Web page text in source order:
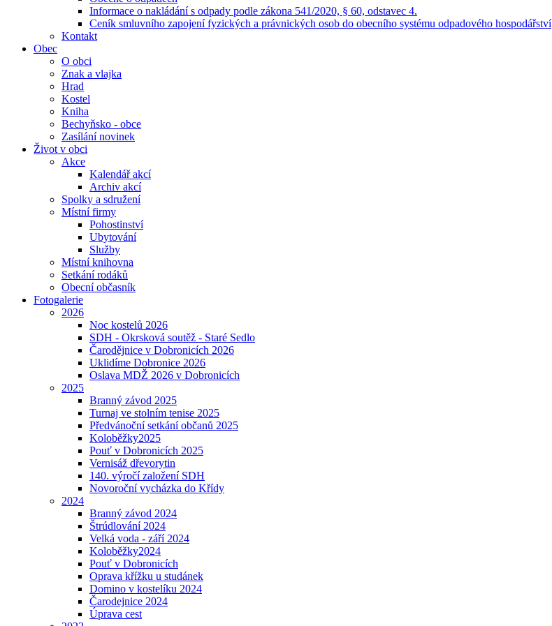
Informace o nakládání s odpady podle zákona 541/2020, § 60, odstavec 4.
Ceník smluvního zapojení fyzických a právnických osob do obecního systému odpadového hospodářství
Kontakt
Obec
O obci
Znak a vlajka
Hrad
Kostel
Kniha
Bechyňsko - obce
Zasílání novinek
Život v obci
Akce
Kalendář akcí
Archiv akcí
Spolky a sdružení
Místní firmy
Pohostinství
Ubytování
Služby
Místní knihovna
Setkání rodáků
Obecní občasník
Fotogalerie
2026
Noc kostelů 2026
SDH - Okrsková soutěž - Staré Sedlo
Čarodějnice v Dobronicích 2026
Uklidíme Dobronice 2026
Oslava MDŽ 2026 v Dobronicích
2025
Branný závod 2025
Turnaj ve stolním tenise 2025
Předvánoční setkání občanů 2025
Koloběžky2025
Pouť v Dobronicích 2025
Vernisáž dřevorytin
140. výročí založení SDH
Novoroční vycházka do Křídy
2024
Branný závod 2024
Štrúdlování 2024
Velká voda - září 2024
Koloběžky2024
Pouť v Dobronicích
Oprava křížku u studánek
Domino v kostelíku 2024
Čarodejnice 2024
Úprava cest